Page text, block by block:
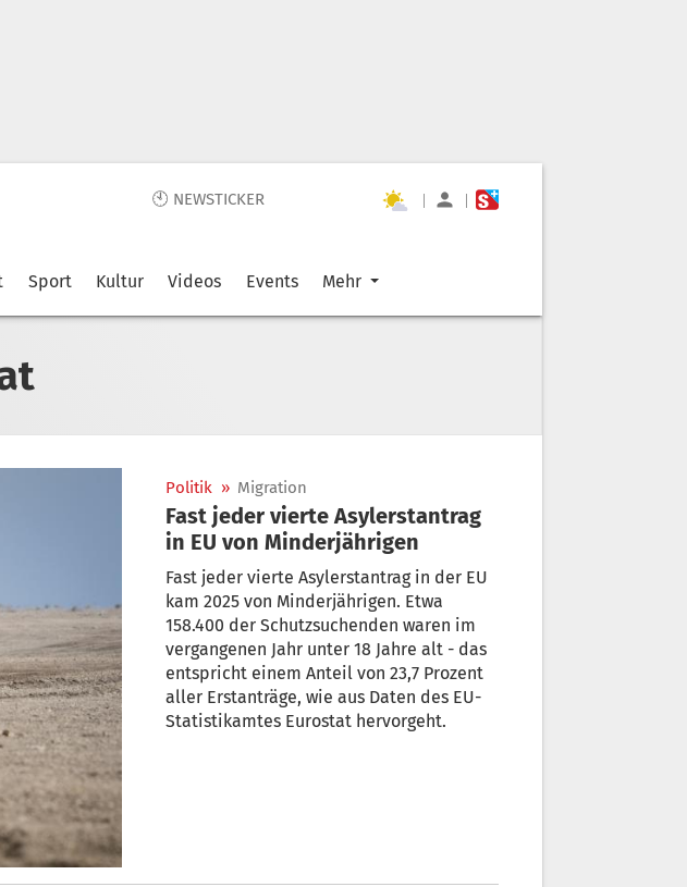
🕙 NEWSTICKER | |
Sport Kultur Videos Events Mehr
Politik » Migration
Fast jeder vierte Asylerstantrag
in EU von Minderjährigen
Fast jeder vierte Asylerstantrag in der EU
kam 2025 von Minderjährigen. Etwa
158.400 der Schutzsuchenden waren im
vergangenen Jahr unter 18 Jahre alt - das
entspricht einem Anteil von 23,7 Prozent
aller Erstanträge, wie aus Daten des EU-
Statistikamtes Eurostat hervorgeht.